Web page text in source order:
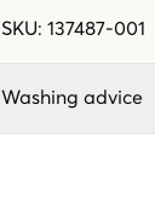
SKU: 137487-001
Washing advice